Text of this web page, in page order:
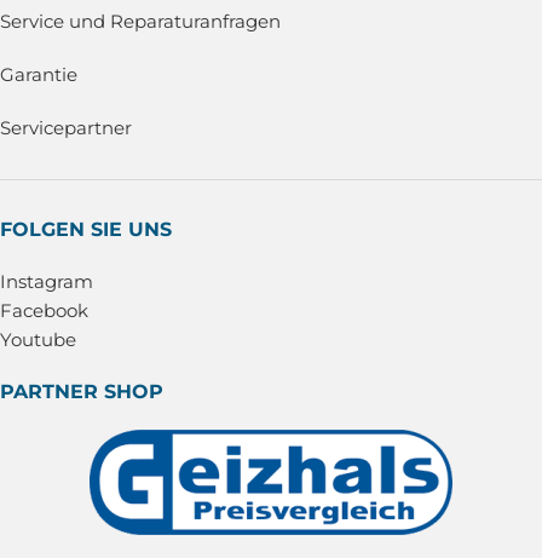
Service und Reparaturanfragen
Garantie
Servicepartner
FOLGEN SIE UNS
Instagram
Facebook
Youtube
PARTNER SHOP